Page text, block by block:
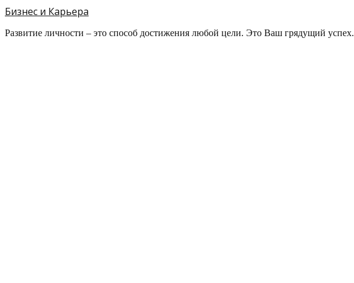
Бизнес и Карьера
Развитие личности – это способ достижения любой цели. Это Ваш грядущий успех.